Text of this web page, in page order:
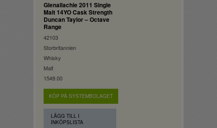
Glenallachie 2011 Single
Malt 14YO Cask Strength
Duncan Taylor – Octave
Range
42103
Storbritannien
Whisky
Malt
1549.00
KÖP PÅ SYSTEMBOLAGET
LÄGG TILL I
INKÖPSLISTA